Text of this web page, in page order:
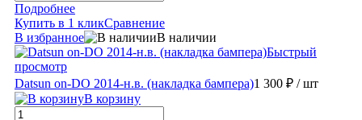
Подробнее
Купить в 1 кликСравнение
В избранное
В наличии
Быстрый
просмотр
Datsun on-DO 2014-н.в. (накладка бампера)1 300 ₽ / шт
В корзину